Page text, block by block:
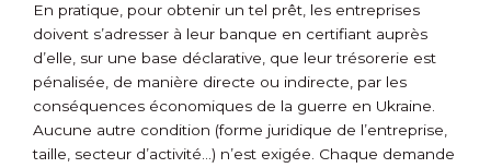
En pratique, pour obtenir un tel prêt, les entreprises
doivent s’adresser à leur banque en certifiant auprès
d’elle, sur une base déclarative, que leur trésorerie est
pénalisée, de manière directe ou indirecte, par les
conséquences économiques de la guerre en Ukraine.
Aucune autre condition (forme juridique de l’entreprise,
taille, secteur d’activité…) n’est exigée. Chaque demande